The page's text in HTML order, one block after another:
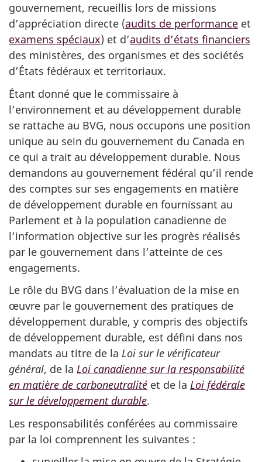
gouvernement, recueillis lors de missions
d’appréciation directe (audits de performance et
examens spéciaux) et d’audits d’états financiers
des ministères, des organismes et des sociétés
d’États fédéraux et territoriaux.
Étant donné que le commissaire à
l’environnement et au développement durable
se rattache au BVG, nous occupons une position
unique au sein du gouvernement du Canada en
ce qui a trait au développement durable. Nous
demandons au gouvernement fédéral qu’il rende
des comptes sur ses engagements en matière
de développement durable en fournissant au
Parlement et à la population canadienne de
l’information objective sur les progrès réalisés
par le gouvernement dans l’atteinte de ces
engagements.
Le rôle du BVG dans l’évaluation de la mise en
œuvre par le gouvernement des pratiques de
développement durable, y compris des objectifs
de développement durable, est défini dans nos
mandats au titre de la Loi sur le vérificateur
général, de la Loi canadienne sur la responsabilité
en matière de carboneutralité et de la Loi fédérale
sur le développement durable.
Les responsabilités conférées au commissaire
par la loi comprennent les suivantes :